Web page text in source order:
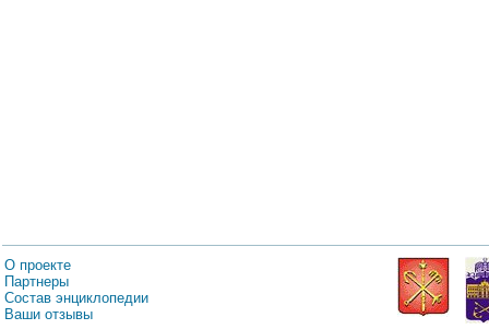
О проекте
Партнеры
Состав энциклопедии
Ваши отзывы